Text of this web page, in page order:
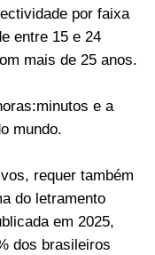
por faixa
entre 15 e 24
mais de 25 anos.
e a
mundo.
requer também
do letramento
em 2025,
dos brasileiros